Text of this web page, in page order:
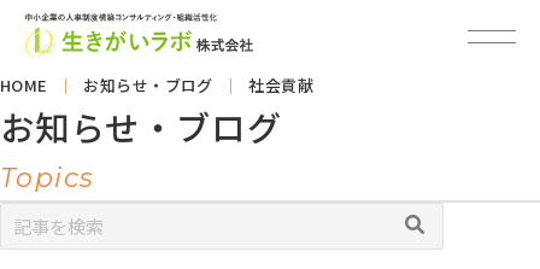
HOME お知らせ・ブログ 社会貢献
お知らせ・ブログ
Topics